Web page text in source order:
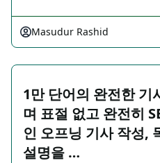
Masudur Rashid
1만 단어의 완전한 기
며 표절 없고 완전히
인 오프닝 기사 작성,
설명을 …